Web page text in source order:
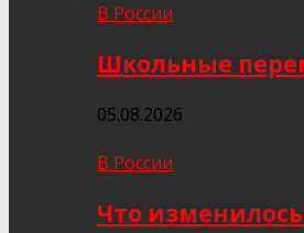
В России
Школьные
05.08.2026
В России
Что изменилось